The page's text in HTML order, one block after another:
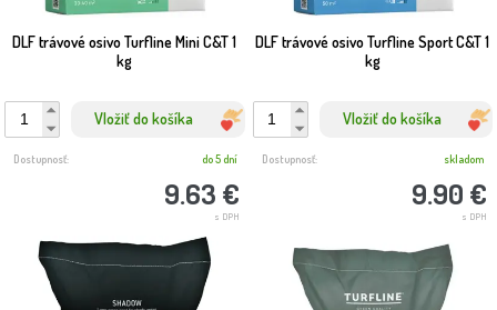
DLF trávové osivo Turfline Mini C&T 1
kg
Vložiť do košíka
9.63 €
s DPH
Dostupnosť: do 5 dní
DLF trávové osivo Turfline Sport C&T 1
kg
Vložiť do košíka
9.90 €
s DPH
Dostupnosť: skladom